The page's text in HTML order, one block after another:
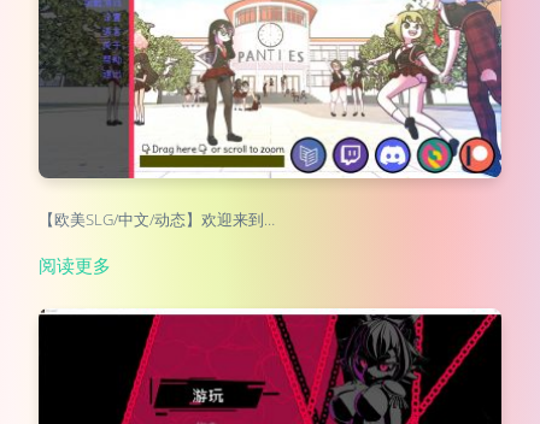
【欧美SLG/中文/动态】欢迎来到…
阅读更多